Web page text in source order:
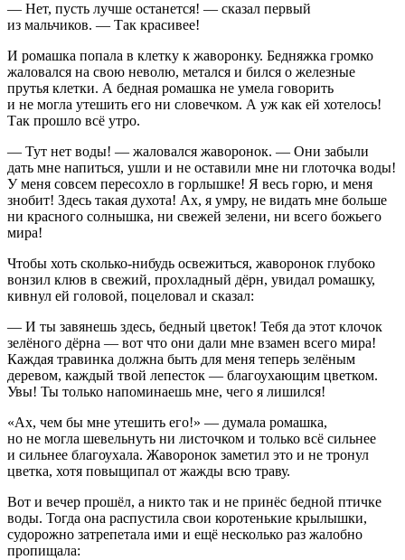
— Нет, пусть лучше останется! — сказал первый
из мальчиков. — Так красивее!
И ромашка попала в клетку к жаворонку. Бедняжка громко
жаловался на свою неволю, метался и бился о железные
прутья клетки. А бедная ромашка не умела говорить
и не могла утешить его ни словечком. А уж как ей хотелось!
Так прошло всё утро.
— Тут нет воды! — жаловался жаворонок. — Они забыли
дать мне напиться, ушли и не оставили мне ни глоточка воды!
У меня совсем пересохло в горлышке! Я весь горю, и меня
знобит! Здесь такая духота! Ах, я умру, не видать мне больше
ни красного солнышка, ни свежей зелени, ни всего божьего
мира!
Чтобы хоть сколько-нибудь освежиться, жаворонок глубоко
вонзил клюв в свежий, прохладный дёрн, увидал ромашку,
кивнул ей головой, поцеловал и сказал:
— И ты завянешь здесь, бедный цветок! Тебя да этот клочок
зелёного дёрна — вот что они дали мне взамен всего мира!
Каждая травинка должна быть для меня теперь зелёным
деревом, каждый твой лепесток — благоухающим цветком.
Увы! Ты только напоминаешь мне, чего я лишился!
«Ах, чем бы мне утешить его!» — думала ромашка,
но не могла шевельнуть ни листочком и только всё сильнее
и сильнее благоухала. Жаворонок заметил это и не тронул
цветка, хотя повыщипал от жажды всю траву.
Вот и вечер прошёл, а никто так и не принёс бедной птичке
воды. Тогда она распустила свои коротенькие крылышки,
судорожно затрепетала ими и ещё несколько раз жалобно
пропищала: